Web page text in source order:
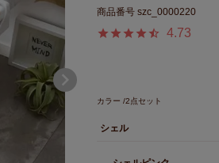
商品番号 szc_0000220
4.73
カラー 2点セット
シェル